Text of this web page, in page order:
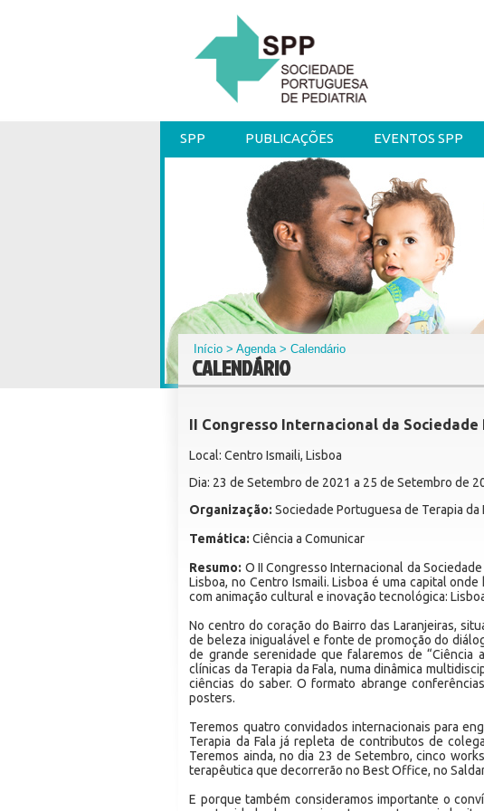
SPP PUBLICAÇÕES EVENTOS SPP
Início >Agenda> Calendário
CALENDÁRIO
II Congresso Internacional da
Local: Centro Ismaili, Lisboa
Dia: 23 de Setembro de 2021 a 25 de Setembro de
Organização: Sociedade Portuguesa de Terapia da
Temática: Ciência a Comunicar
Resumo: O II Congresso Internacional da
Lisboa, no Centro Ismaili. Lisboa é uma capital
com animação cultural e inovação tecnológica:
No centro do coração do Bairro das Laranjeiras,
de beleza inigualável e fonte de promoção do
de grande serenidade que falaremos de “Ciência
clínicas da Terapia da Fala, numa dinâmica
ciências do saber. O formato abrange
posters.
Teremos quatro convidados internacionais para
Terapia da Fala já repleta de contributos de
Teremos ainda, no dia 23 de Setembro, cinco
terapêutica que decorrerão no Best Office, no
E porque também consideramos importante o